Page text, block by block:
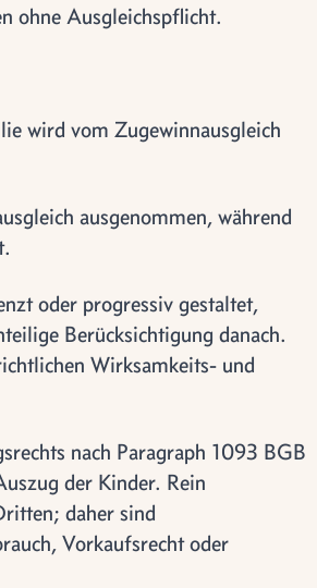
ohne Ausgleichspflicht.
wird vom Zugewinnausgleich
ausgenommen, während
oder progressiv gestaltet,
Berücksichtigung danach.
Wirksamkeits- und
nach Paragraph 1093 BGB
der Kinder. Rein
daher sind
Vorkaufsrecht oder